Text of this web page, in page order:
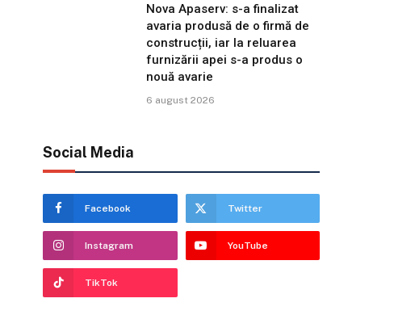
Nova Apaserv: s-a finalizat
avaria produsă de o firmă de
construcții, iar la reluarea
furnizării apei s-a produs o
nouă avarie
6 august 2026
Social Media
Facebook Twitter
Instagram YouTube
TikTok